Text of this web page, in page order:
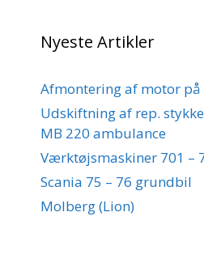
Nyeste Artikler
Afmontering af motor på
Udskiftning af rep.
MB 220 ambulance
Værktøjsmaskiner 701 –
Scania 75 – 76 grundbil
Molberg (Lion)